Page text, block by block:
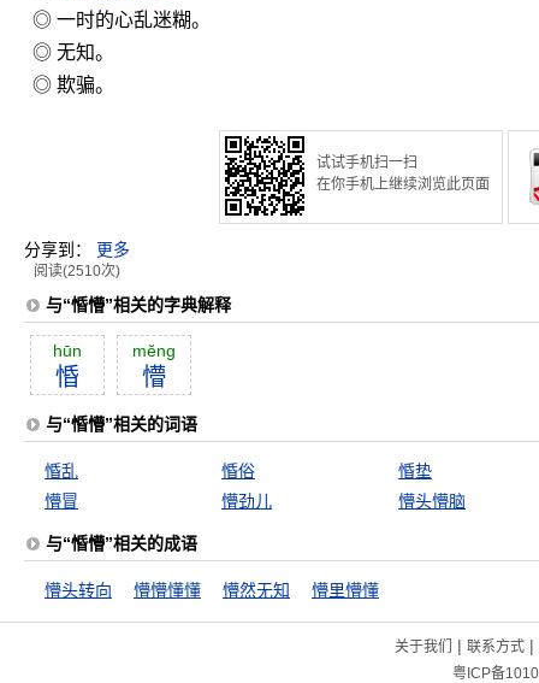
◎ 一时的心乱迷糊。
◎ 无知。
◎ 欺骗。
试试手机扫一扫
在你手机上继续浏览此页面
分享到： 更多
阅读(2510次)
与“惛懵”相关的字典解释
hūn
惛
mĕng
懵
与“惛懵”相关的词语
惛乱 惛俗
惛垫
懵冒
懵劲儿 懵头懵脑
与“惛懵”相关的成语
懵头转向 懵懵懂懂 懵然无知 懵里懵懂
关于我们 | 联系方式|
粤ICP备